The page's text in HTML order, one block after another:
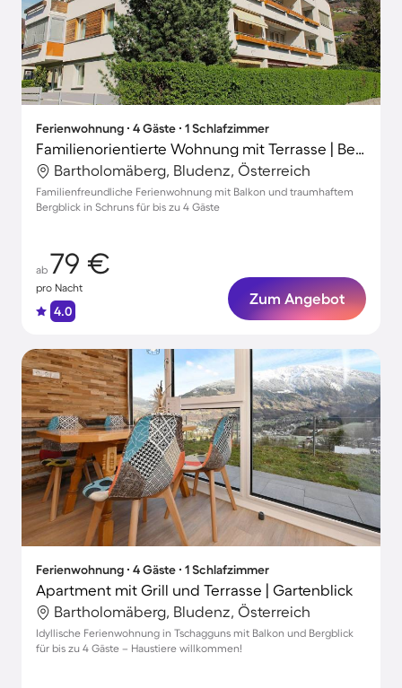
Ferienwohnung ∙ 4 Gäste ∙ 1 Schlafzimmer
Familienorientierte Wohnung mit Terrasse | Bergblick
Bartholomäberg, Bludenz, Österreich
Familienfreundliche Ferienwohnung mit Balkon und traumhaftem
Bergblick in Schruns für bis zu 4 Gäste
ab 79 €
pro Nacht
4.0
Zum Angebot
Ferienwohnung ∙ 4 Gäste ∙ 1 Schlafzimmer
Apartment mit Grill und Terrasse | Gartenblick
Bartholomäberg, Bludenz, Österreich
Idyllische Ferienwohnung in Tschagguns mit Balkon und Bergblick
für bis zu 4 Gäste – Haustiere willkommen!